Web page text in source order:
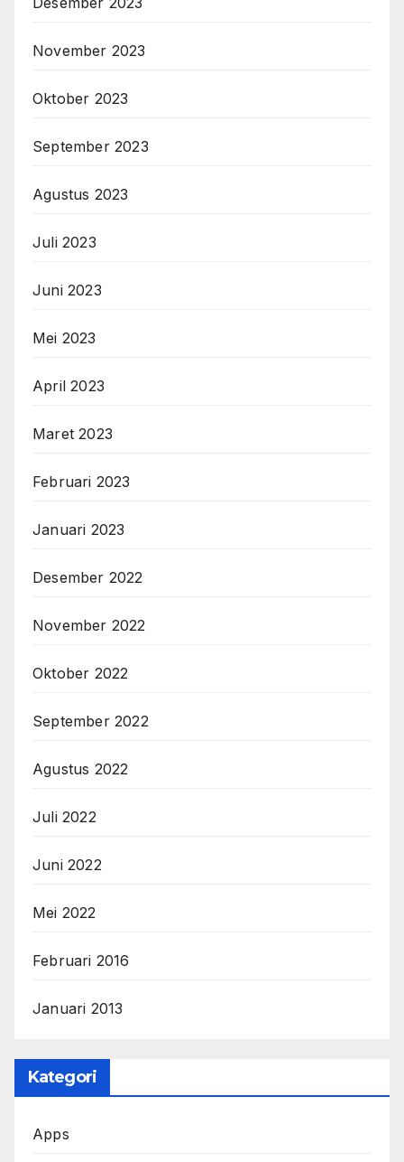
November 2023
Oktober 2023
September 2023
Agustus 2023
Juli 2023
Juni 2023
Mei 2023
April 2023
Maret 2023
Februari 2023
Januari 2023
Desember 2022
November 2022
Oktober 2022
September 2022
Agustus 2022
Juli 2022
Juni 2022
Mei 2022
Februari 2016
Januari 2013
Kategori
Apps